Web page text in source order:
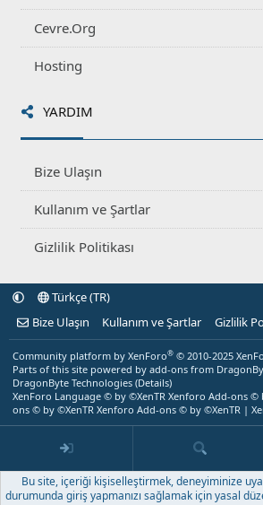
Cevre.Org
Hosting
YARDIM
Bize Ulaşın
Kullanım ve Şartlar
Gizlilik Politikası
Türkçe (TR)
Bize Ulaşın
Kullanım ve Şartlar Gizlilik
Community platform by XenForo® © 2010-2025
Parts of this site powered by add-ons from
DragonByte Technologies (Details)
XenForo Language © by ©XenTR Xenforo Add-ons ©
ons © by ©XenTR Xenforo Add-ons © by ©XenTR |
Bu site, içeriği kişiselleştirmek, deneyiminize
durumunda giriş yapmanızı sağlamak için yasal